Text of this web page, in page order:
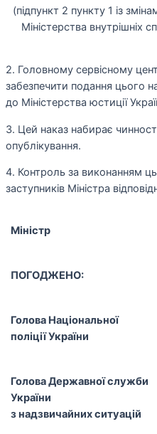
(підпункт 2 пункту 1 із
Міністерства внутрішніх
2. Головному сервісному
забезпечити подання цього
до Міністерства юстиції
3. Цей наказ набирає
опублікування.
4. Контроль за виконанням
заступників Міністра
Міністр
ПОГОДЖЕНО:
Голова Національної
поліції України
Голова Державної служби
України
з надзвичайних ситуацій